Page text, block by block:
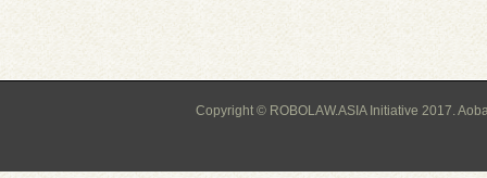
Copyright © ROBOLAW.ASIA Initiative 2017.